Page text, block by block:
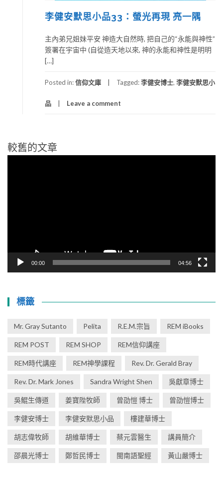
李健安默思小品33：螢光再現 亮一隅
主內弟兄姐妹平安 神造大自然時, 把自己的“永能與神性”
簽署在宇宙中 (自從造天地以來, 神的永能和神性是明明
[…]
Posted in:信仰文庫 Tagged:李健安博士, 李健安默思小
品 Leave a comment
文
較舊的文章
訊
00:00 04:56
標籤
Mr. Gray Sutanto Pelita R.E.M.宗旨 REM iBooks
REM POST REM SHOP REM信仰講座
REM時代講座 REM神學課程 Rev. Dr. Gerald Bray
Rev. Dr. Mark Jones Sandra Wright Shen 吳獻章博士
吳鯤生傳道 姜寶陛牧師 曾劭愷 博士 曾劭愷博士
李健安博士 李健安默思小品 樓建華博士
胡志偉牧師 胡維華博士 蔡元雲醫生 講員簡介
邵晨光博士 鄭哲民博士 閩南語聖經 黃山嚴博士